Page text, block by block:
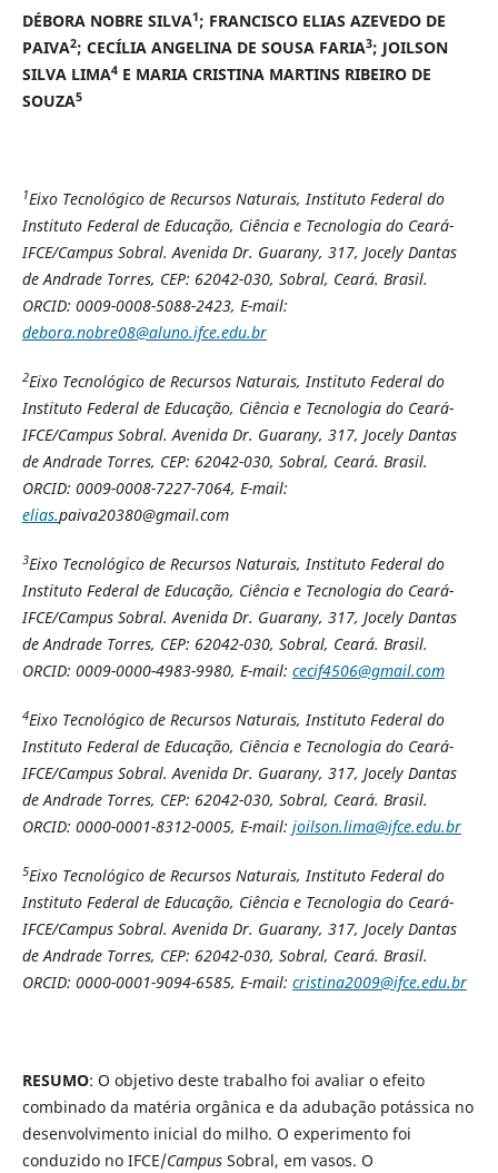
DÉBORA NOBRE SILVA1; FRANCISCO ELIAS AZEVEDO DE
PAIVA2; CECÍLIA ANGELINA DE SOUSA FARIA3; JOILSON
SILVA LIMA4E MARIA CRISTINA MARTINS RIBEIRO DE
SOUZA5
1Eixo Tecnológico de Recursos Naturais, Instituto Federal do
Instituto Federal de Educação, Ciência e Tecnologia do Ceará-
IFCE/Campus Sobral. Avenida Dr. Guarany, 317, Jocely Dantas
de Andrade Torres, CEP: 62042-030, Sobral, Ceará. Brasil.
ORCID: 0009-0008-5088-2423, E-mail:
debora.nobre08@aluno.ifce.edu.br
2Eixo Tecnológico de Recursos Naturais, Instituto Federal do
Instituto Federal de Educação, Ciência e Tecnologia do Ceará-
IFCE/Campus Sobral. Avenida Dr. Guarany, 317, Jocely Dantas
de Andrade Torres, CEP: 62042-030, Sobral, Ceará. Brasil.
ORCID: 0009-0008-7227-7064, E-mail:
elias.paiva20380@gmail.com
3Eixo Tecnológico de Recursos Naturais, Instituto Federal do
Instituto Federal de Educação, Ciência e Tecnologia do Ceará-
IFCE/Campus Sobral. Avenida Dr. Guarany, 317, Jocely Dantas
de Andrade Torres, CEP: 62042-030, Sobral, Ceará. Brasil.
ORCID: 0009-0000-4983-9980, E-mail: cecif4506@gmail.com
4Eixo Tecnológico de Recursos Naturais, Instituto Federal do
Instituto Federal de Educação, Ciência e Tecnologia do Ceará-
IFCE/Campus Sobral. Avenida Dr. Guarany, 317, Jocely Dantas
de Andrade Torres, CEP: 62042-030, Sobral, Ceará. Brasil.
ORCID: 0000-0001-8312-0005, E-mail: joilson.lima@ifce.edu.br
5Eixo Tecnológico de Recursos Naturais, Instituto Federal do
Instituto Federal de Educação, Ciência e Tecnologia do Ceará-
IFCE/Campus Sobral. Avenida Dr. Guarany, 317, Jocely Dantas
de Andrade Torres, CEP: 62042-030, Sobral, Ceará. Brasil.
ORCID: 0000-0001-9094-6585, E-mail: cristina2009@ifce.edu.br
RESUMO: O objetivo deste trabalho foi avaliar o efeito
combinado da matéria orgânica e da adubação potássica no
desenvolvimento inicial do milho. O experimento foi
conduzido no IFCE/CampusSobral, em vasos. O